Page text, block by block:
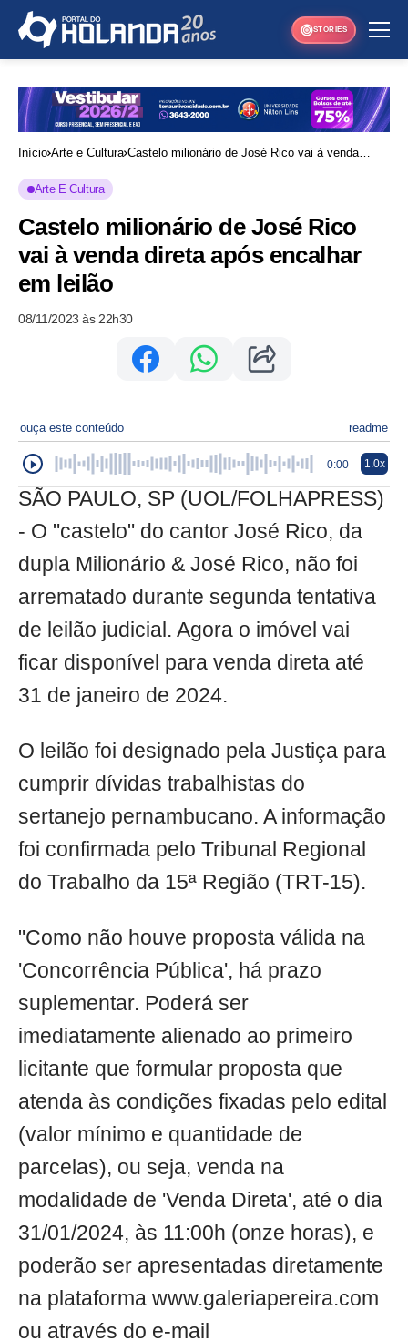
STORIES
Início Arte e Cultura Castelo milionário de José Rico vai à venda
Arte E Cultura
Castelo milionário de José Rico
vai à venda direta após encalhar
em leilão
08/11/2023 às 22h30
ouça este conteúdo readme
0:00 1.0x
SÃO PAULO, SP (UOL/FOLHAPRESS)
- O "castelo" do cantor José Rico, da
dupla Milionário & José Rico, não foi
arrematado durante segunda tentativa
de leilão judicial. Agora o imóvel vai
ficar disponível para venda direta até
31 de janeiro de 2024.
O leilão foi designado pela Justiça para
cumprir dívidas trabalhistas do
sertanejo pernambucano. A informação
foi confirmada pelo Tribunal Regional
do Trabalho da 15ª Região (TRT-15).
"Como não houve proposta válida na
'Concorrência Pública', há prazo
suplementar. Poderá ser
imediatamente alienado ao primeiro
licitante que formular proposta que
atenda às condições fixadas pelo edital
(valor mínimo e quantidade de
parcelas), ou seja, venda na
modalidade de 'Venda Direta', até o dia
31/01/2024, às 11:00h (onze horas), e
poderão ser apresentadas diretamente
na plataforma www.galeriapereira.com
ou através do e-mail